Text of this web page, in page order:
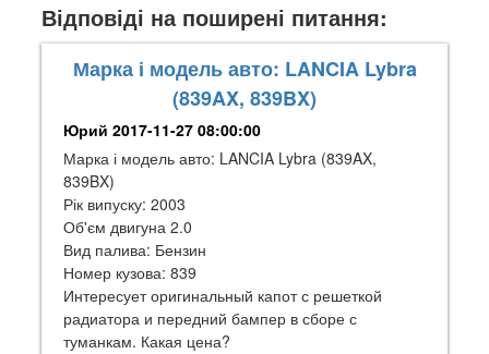
Відповіді на поширені питання:
Марка і модель авто: LANCIA Lybra
(839AX, 839BX)
Юрий 2017-11-27 08:00:00
Марка і модель авто: LANCIA Lybra (839AX,
839BX)
Рік випуску: 2003
Об'єм двигуна 2.0
Вид палива: Бензин
Номер кузова: 839
Интересует оригинальный капот с решеткой
радиатора и передний бампер в сборе с
туманкам. Какая цена?